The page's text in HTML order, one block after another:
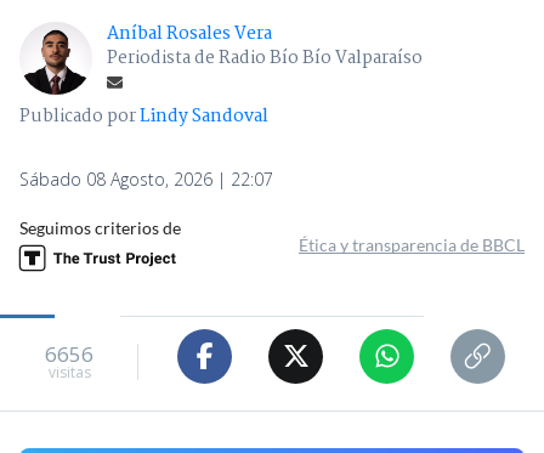
Aníbal Rosales Vera
Periodista de Radio Bío Bío Valparaíso
Publicado porLindy Sandoval
Sábado 08 Agosto, 2026 | 22:07
Seguimos criterios de
Ética y transparencia de BBCL
6656
visitas